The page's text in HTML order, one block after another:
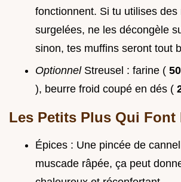
fonctionnent. Si tu utilises des
surgelées, ne les décongèle
sinon, tes muffins seront tout
Optionnel Streusel : farine (
), beurre froid coupé en dés (
Les Petits Plus Qui Font
Épices : Une pincée de
muscade râpée, ça peut